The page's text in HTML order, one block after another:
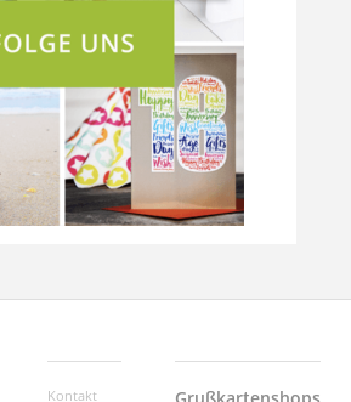
Kontakt